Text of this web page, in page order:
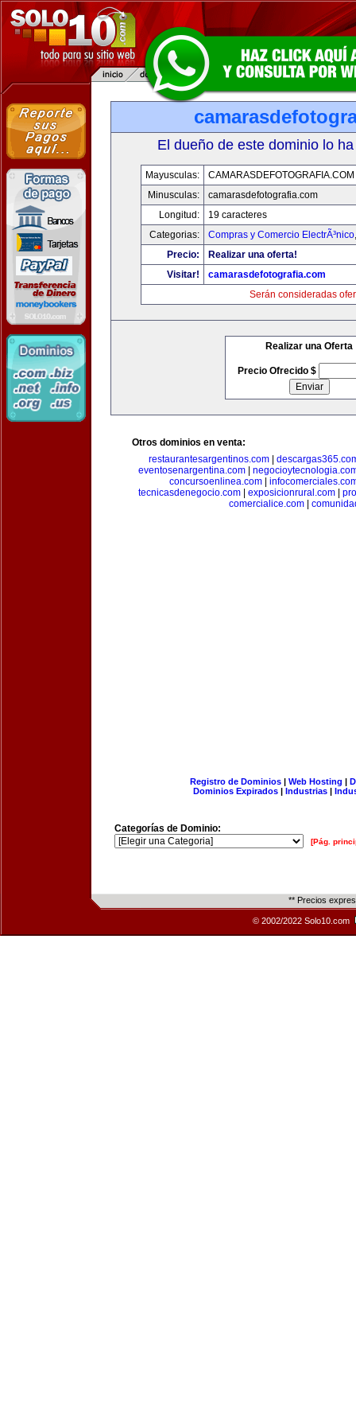
El dueño de este dominio lo
Mayusculas:
CAMARASDEFOTOGRAFIA.COM
Minusculas:
camarasdefotografia.com
Longitud:
19 caracteres
Categorias:
Compras y Comercio ElectrÃ³nico
Precio:
Realizar una oferta!
Visitar!
camarasdefotografia.com
Serán consideradas
Realizar una Oferta
Precio Ofrecido $
Otros dominios en venta:
restaurantesargentinos.com
eventosenargentina.com
concursoenlinea.com|
tecnicasdenegocio.com
exposicionrural.com
comercialice.com|
Registro de Dominios| Web Hosting |
Dominios Expirados | Industrias |
Categorías de Dominio:
[Pág.
** Precios
© 2002/2022 Solo10.com